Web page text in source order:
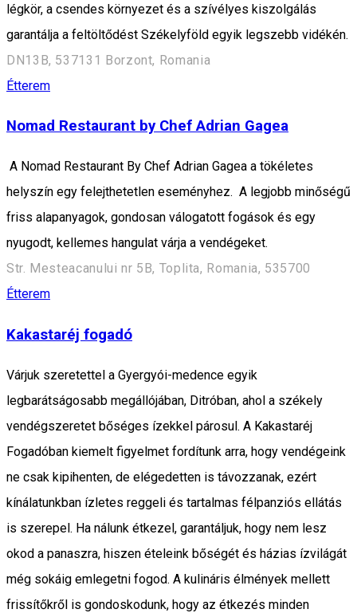
légkör, a csendes környezet és a szívélyes kiszolgálás
garantálja a feltöltődést Székelyföld egyik legszebb vidékén.
DN13B, 537131 Borzont, Romania
Étterem
Nomad Restaurant by Chef Adrian Gagea
A Nomad Restaurant By Chef Adrian Gagea a tökéletes
helyszín egy felejthetetlen eseményhez. A legjobb minőségű
friss alapanyagok, gondosan válogatott fogások és egy
nyugodt, kellemes hangulat várja a vendégeket.
Str. Mesteacanului nr 5B, Toplita, Romania, 535700
Étterem
Kakastaréj fogadó
Várjuk szeretettel a Gyergyói-medence egyik
legbarátságosabb megállójában, Ditróban, ahol a székely
vendégszeretet bőséges ízekkel párosul. A Kakastaréj
Fogadóban kiemelt figyelmet fordítunk arra, hogy vendégeink
ne csak kipihenten, de elégedetten is távozzanak, ezért
kínálatunkban ízletes reggeli és tartalmas félpanziós ellátás
is szerepel. Ha nálunk étkezel, garantáljuk, hogy nem lesz
okod a panaszra, hiszen ételeink bőségét és házias ízvilágát
még sokáig emlegetni fogod. A kulináris élmények mellett
frissítőkről is gondoskodunk, hogy az étkezés minden